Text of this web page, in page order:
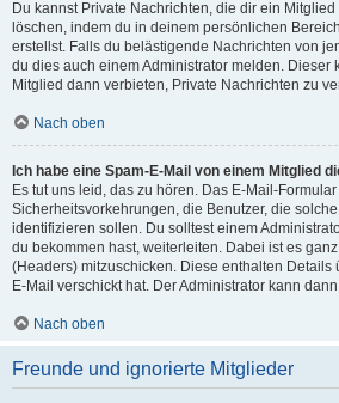
Du kannst Private Nachrichten, die dir ein
löschen, indem du in deinem persönlichen
erstellst. Falls du belästigende Nachrichten von
du dies auch einem Administrator melden. Dieser
Mitglied dann verbieten, Private Nachrichten zu
Nach oben
Ich habe eine Spam-E-Mail von einem Mitglied
Es tut uns leid, das zu hören. Das E-Mail-
Sicherheitsvorkehrungen, die Benutzer, die
identifizieren sollen. Du solltest einem
du bekommen hast, weiterleiten. Dabei ist es
(Headers) mitzuschicken. Diese enthalten Details
E-Mail verschickt hat. Der Administrator kann
Nach oben
Freunde und ignorierte Mitglieder